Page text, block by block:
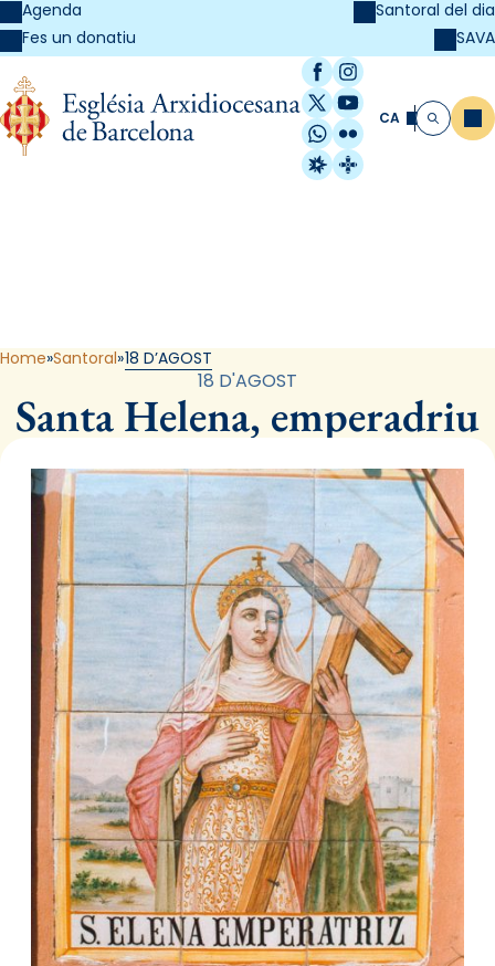
Agenda
Fes un donatiu
Santoral del dia
SAVA
Facebook
Instagram
X / Twitter
YouTube
WhatsApp
Flickr
Radio Estel
Catalunya
CA Cerca
Home Santoral 18 D’AGOST
18 D'AGOST
Santa Helena, emperadriu